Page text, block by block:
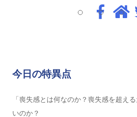
今日の特異点
「喪失感とは何なのか？喪失感を超え
いのか？